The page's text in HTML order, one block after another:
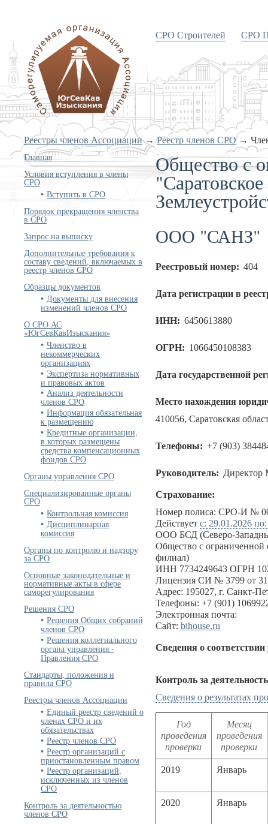
«Объединение изыскателей
Южного и Северо-Кавказского
округов»
СРО Строителей СРО
Реестры членов Ассоциации→Реестр членов СРО→
Главная
Условия вступления в члены
СРО
Вступить в СРО
Порядок прекращения членства
в СРО
Запрос на выписку
Дополнительные требования к
составу сведений, включаемых в
реестр членов СРО
Образцы документов
Документы для внесения
изменений членов СРО
О СРО АС
«ЮгСевКавИзыскания»
Членство в
некоммерческих
организациях
Экспертиза нормативных
и правовых актов
Анализ деятельности
членов СРО
Информация обязательная
к размещению
Кредитные организации,
в которых размещены
средства компенсационных
фондов СРО
Органы управления СРО
Специализированные органы
СРО
Контрольная комиссия
Дисциплинарная
комиссия
Органы по контролю и надзору
за СРО
Основные законодательные и
нормативные акты в сфере
саморегулирования
Решения СРО
Решения Общих собраний
членов СРО
Решения коллегиального
органа управления -
Правления СРО
Стандарты, положения и
правила СРО
Реестры членов Ассоциации
Единый реестр сведений о
членах СРО и их
обязательствах
Реестр членов СРО
Реестр организаций с
приостановленным правом
Реестр организаций,
исключенных из членов
СРО
Контроль за деятельностью
членов СРО
Общество с
ООО "САНЗ"
Реестровый номер: 404
Дата регистрации в
ИНН: 6450613880
ОГРН: 1066450108383
Дата государственной
Место нахождения
410056, Саратовская
Телефоны: +7 (903)
Руководитель: Директор
Страхование:
Номер полиса: СРО-И №
Действует с: 29.01.2026
ООО БСД (Северо-
Общество с ограниченной
филиал)
ИНН 7734249643 ОГРН
Лицензия СИ № 3799 от
Адрес: 195027, г. Санкт-
Телефоны: +7 (901)
Электронная почта:
Сайт: bihouse.ru
Сведения о
Контроль за
Сведения о результатах
Год
проведения
проверки
Месяц
проведения
проверки
2019 Январь
2020 Январь